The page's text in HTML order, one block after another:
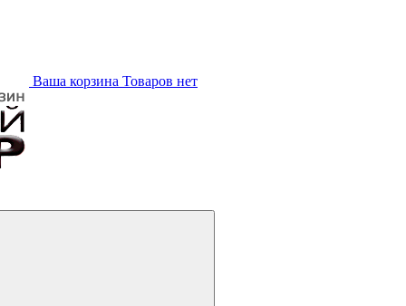
Ваша корзина Товаров нет